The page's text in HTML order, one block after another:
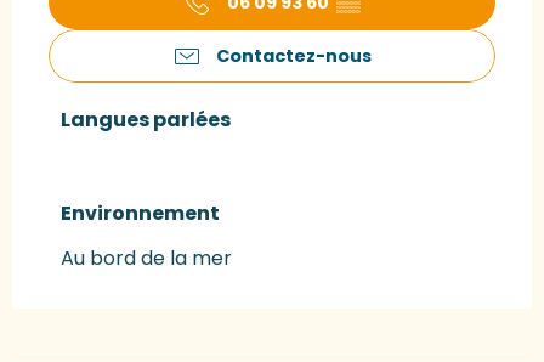
Contactez-nous
Langues parlées
Langues parlées
Environnement
Environnement
Au bord de la mer